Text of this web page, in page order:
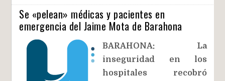
Se «pelean» médicas y pacientes en
emergencia del Jaime Mota de Barahona
BARAHONA: La
inseguridad en los
hospitales recobró